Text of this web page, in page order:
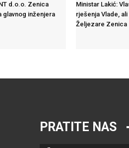
d.o.o. Zenica
glavnog inženjera
Ministar Lakić:
rješenja Vlade,
Željezare Zenica
PRATITE NAS